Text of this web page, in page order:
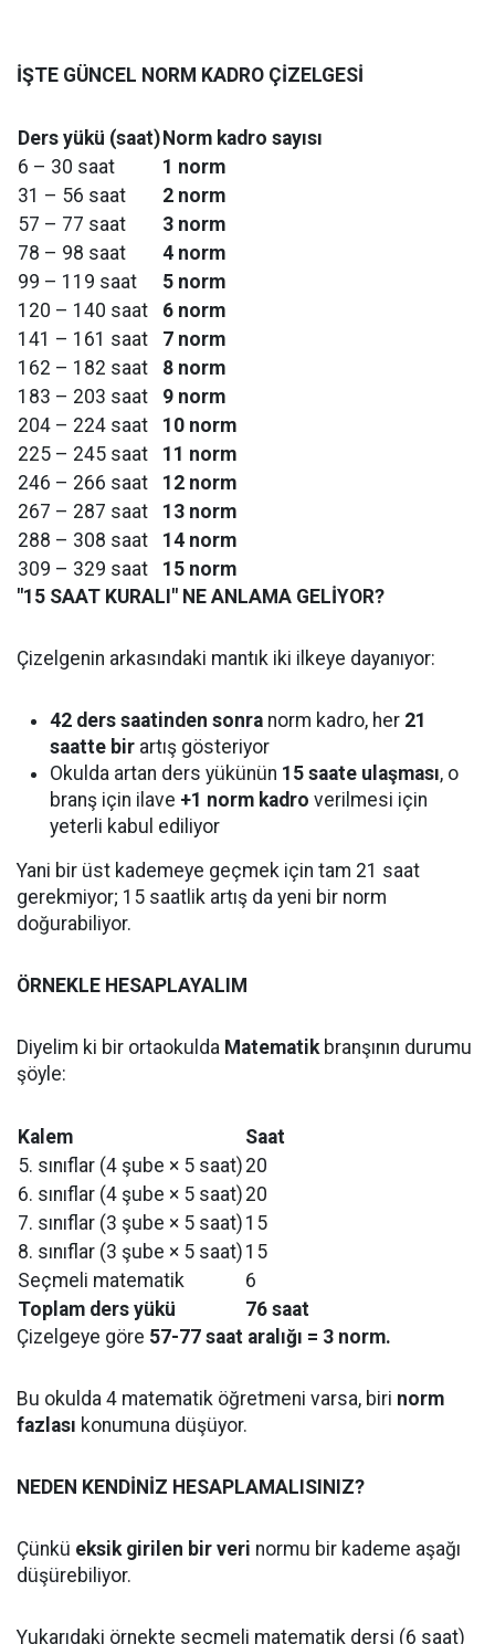
İŞTE GÜNCEL NORM KADRO ÇİZELGESİ
Ders yükü (saat) Norm kadro sayısı
6 – 30 saat
1 norm
31 – 56 saat
2 norm
57 – 77 saat
3 norm
78 – 98 saat
4 norm
99 – 119 saat
5 norm
120 – 140 saat
6 norm
141 – 161 saat
7 norm
162 – 182 saat
8 norm
183 – 203 saat
9 norm
204 – 224 saat
10 norm
225 – 245 saat
11 norm
246 – 266 saat
12 norm
267 – 287 saat
13 norm
288 – 308 saat
14 norm
309 – 329 saat
15 norm
"15 SAAT KURALI" NE ANLAMA GELİYOR?
Çizelgenin arkasındaki mantık iki ilkeye dayanıyor:
42 ders saatinden sonra norm kadro, her 21
saatte bir artış gösteriyor
Okulda artan ders yükünün 15 saate ulaşması, o
branş için ilave +1 norm kadro verilmesi için
yeterli kabul ediliyor
Yani bir üst kademeye geçmek için tam 21 saat
gerekmiyor; 15 saatlik artış da yeni bir norm
doğurabiliyor.
ÖRNEKLE HESAPLAYALIM
Diyelim ki bir ortaokulda Matematikbranşının durumu
şöyle:
Kalem
Saat
5. sınıflar (4 şube × 5 saat) 20
6. sınıflar (4 şube × 5 saat) 20
7. sınıflar (3 şube × 5 saat) 15
8. sınıflar (3 şube × 5 saat) 15
Seçmeli matematik
6
Toplam ders yükü
76 saat
Çizelgeye göre 57-77 saat aralığı = 3 norm.
Bu okulda 4 matematik öğretmeni varsa, biri norm
fazlası konumuna düşüyor.
NEDEN KENDİNİZ HESAPLAMALISINIZ?
Çünkü eksik girilen bir veri normu bir kademe aşağı
düşürebiliyor.
Yukarıdaki örnekte seçmeli matematik dersi (6 saat)